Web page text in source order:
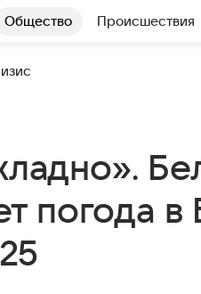
Общество Происшествия
погода в